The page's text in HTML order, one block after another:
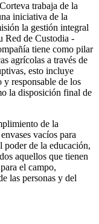
trabaja de la
iniciativa de la
la gestión integral
Red de Custodia -
tiene como pilar
agrícolas a través de
esto incluye
responsable de los
la disposición final de
de la
vacíos para
poder de la educación,
aquellos que tienen
el campo,
las personas y del